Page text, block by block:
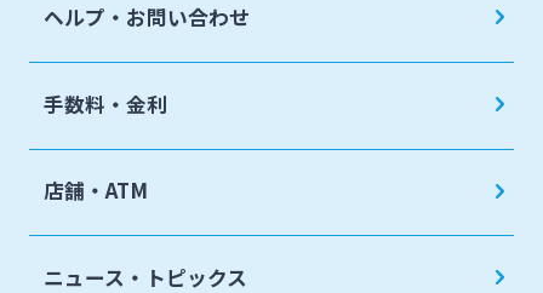
ヘルプ・お問い合わせ
手数料・金利
店舗・ATM
ニュース・トピックス